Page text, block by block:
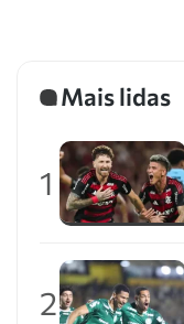
Mais lidas
1
2